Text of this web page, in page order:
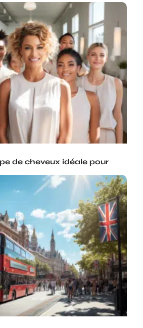
de cheveux idéale pour